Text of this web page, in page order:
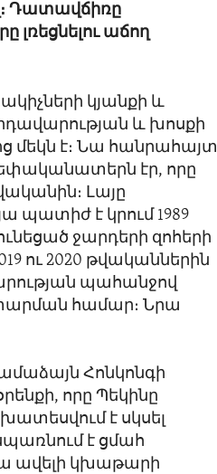
Դատավճիռը
լռեցնելու աճող
կյանքի և
և խոսքի
մեկն է։ Նա հանրահայտ
էր, որը
Լայը
պատիժ է կրում 1989
ջարդերի զոհերի
ու 2020 թվականներին
պահանջով
համար։ Նրա
Հոնկոնգի
որը Պեկինը
է սկսել
է ցմահ
ավելի կխաթարի